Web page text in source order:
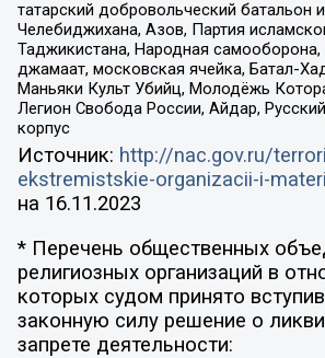
татарский добровольческий батальон
Челебиджихана, Азов, Партия
Таджикистана, Народная
джамаат, московская ячейка, Батал-
Маньяки Культ Убийц, Молодёжь
Легион Свобода России, Айдар,
корпус
Источник: http://nac.gov.ru/
ekstremistskie-organizacii-i-
на 16.11.2023
* Перечень общественных
религиозных организаций в
которых судом принято
законную силу решение о
запрете деятельности: